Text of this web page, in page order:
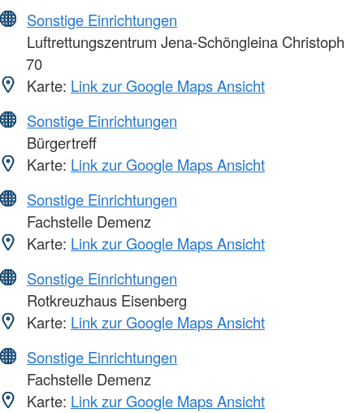
Sonstige Einrichtungen
Luftrettungszentrum Jena-Schöngleina Christoph
70
Karte: Link zur Google Maps Ansicht
Sonstige Einrichtungen
Bürgertreff
Karte: Link zur Google Maps Ansicht
Sonstige Einrichtungen
Fachstelle Demenz
Karte: Link zur Google Maps Ansicht
Sonstige Einrichtungen
Rotkreuzhaus Eisenberg
Karte: Link zur Google Maps Ansicht
Sonstige Einrichtungen
Fachstelle Demenz
Karte: Link zur Google Maps Ansicht